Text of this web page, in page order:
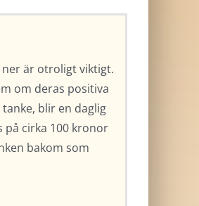
är otroligt viktigt.
om deras positiva
blir en daglig
på cirka 100 kronor
bakom som